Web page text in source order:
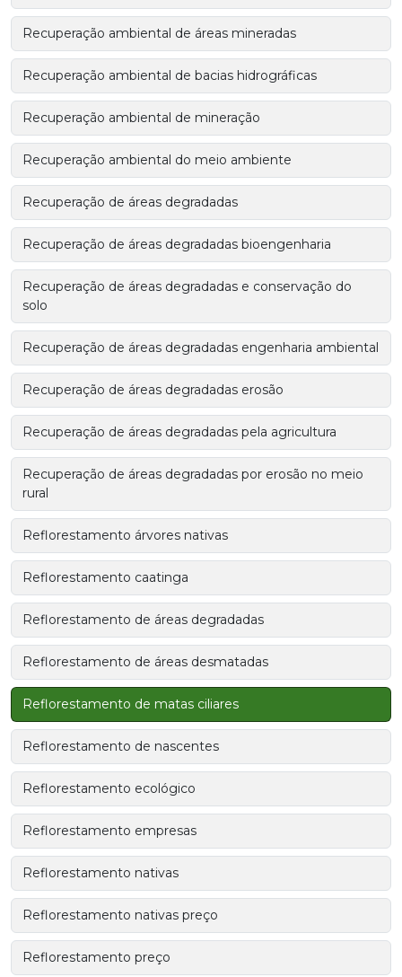
Recuperação ambiental de áreas mineradas
Recuperação ambiental de bacias hidrográficas
Recuperação ambiental de mineração
Recuperação ambiental do meio ambiente
Recuperação de áreas degradadas
Recuperação de áreas degradadas bioengenharia
Recuperação de áreas degradadas e conservação do
solo
Recuperação de áreas degradadas engenharia ambiental
Recuperação de áreas degradadas erosão
Recuperação de áreas degradadas pela agricultura
Recuperação de áreas degradadas por erosão no meio
rural
Reflorestamento árvores nativas
Reflorestamento caatinga
Reflorestamento de áreas degradadas
Reflorestamento de áreas desmatadas
Reflorestamento de matas ciliares
Reflorestamento de nascentes
Reflorestamento ecológico
Reflorestamento empresas
Reflorestamento nativas
Reflorestamento nativas preço
Reflorestamento preço